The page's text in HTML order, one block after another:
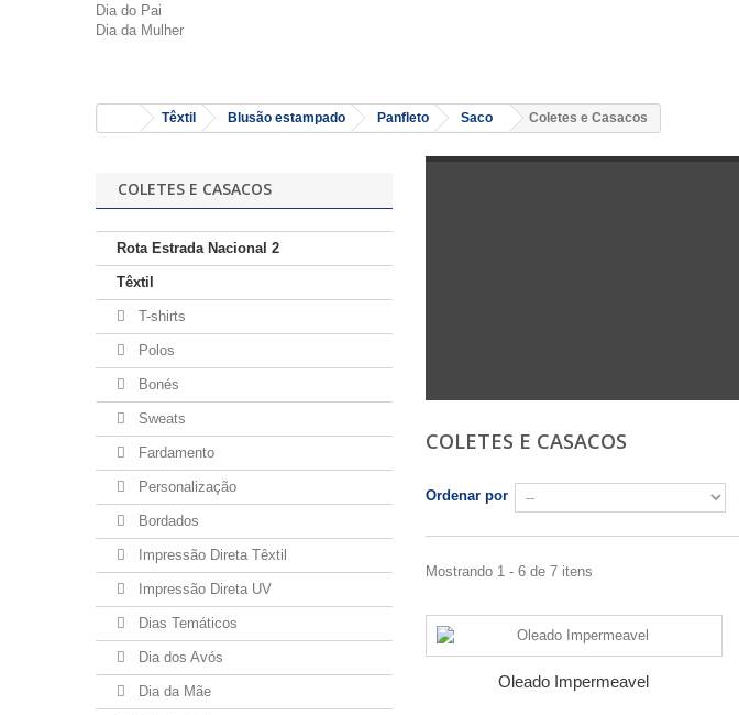
Dia do Pai
Dia da Mulher
Têxtil Blusão estampado Panfleto Saco Coletes e Casacos
COLETES E CASACOS
Rota Estrada Nacional 2
Têxtil
T-shirts
Polos
Bonés
Sweats
Fardamento
Personalização
Bordados
Impressão Direta Têxtil
Impressão Direta UV
Dias Temáticos
Dia dos Avós
Dia da Mãe
COLETES E CASACOS
Ordenar por
Mostrando 1 - 6 de 7 itens
Oleado Impermeavel